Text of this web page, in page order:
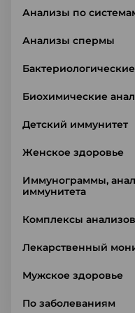
Анализы по
Анализы спермы
Биохимические
Детский иммунитет
Женское здоровье
Иммунограммы,
иммунитета
Комплексы
Лекарственный
Мужское здоровье
По заболеваниям